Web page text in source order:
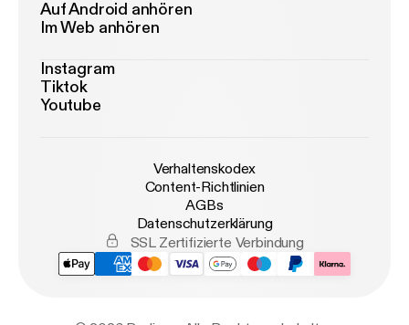
Auf Android anhören
Im Web anhören
Instagram
Tiktok
Youtube
Verhaltenskodex
Content-Richtlinien
AGBs
Datenschutzerklärung
SSL Zertifizierte Verbindung